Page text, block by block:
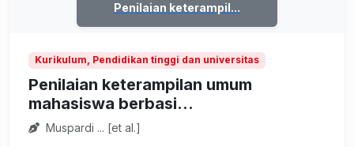
Penilaian keterampil...
Kurikulum, Pendidikan tinggi dan universitas
Penilaian keterampilan umum
mahasiswa berbasi...
Muspardi ... [et al.]